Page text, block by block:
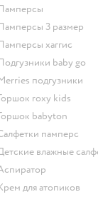
памперсы
памперсы 3 размер
памперсы хаггис
подгузники baby go
merries подгузники
горшок roxy kids
горшок babyton
салфетки памперс
детские влажные
аспиратор
крем для атопиков